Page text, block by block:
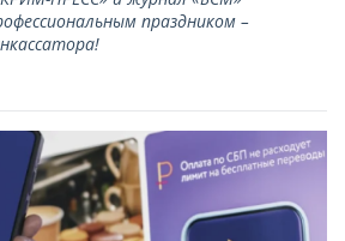
праздником –